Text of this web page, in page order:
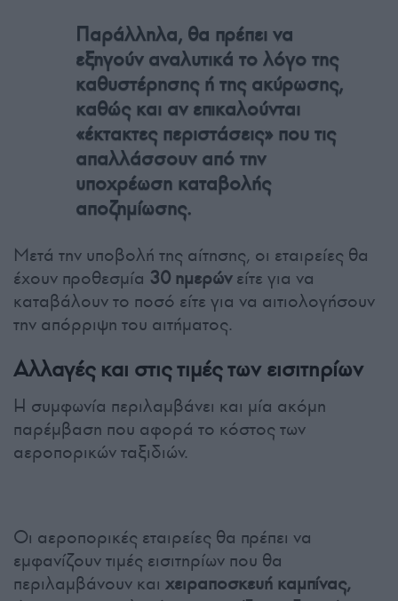
Παράλληλα, θα πρέπει να
εξηγούν αναλυτικά το λόγο της
καθυστέρησης ή της ακύρωσης,
καθώς και αν επικαλούνται
«έκτακτες περιστάσεις» που τις
απαλλάσσουν από την
υποχρέωση καταβολής
αποζημίωσης.
Μετά την υποβολή της αίτησης, οι εταιρείες θα
έχουν προθεσμία 30 ημερώνείτε για να
καταβάλουν το ποσό είτε για να αιτιολογήσουν
την απόρριψη του αιτήματος.
Αλλαγές και στις τιμές των εισιτηρίων
Η συμφωνία περιλαμβάνει και μία ακόμη
παρέμβαση που αφορά το κόστος των
αεροπορικών ταξιδιών.
Οι αεροπορικές εταιρείες θα πρέπει να
εμφανίζουν τιμές εισιτηρίων που θα
περιλαμβάνουν και χειραποσκευή καμπίνας,